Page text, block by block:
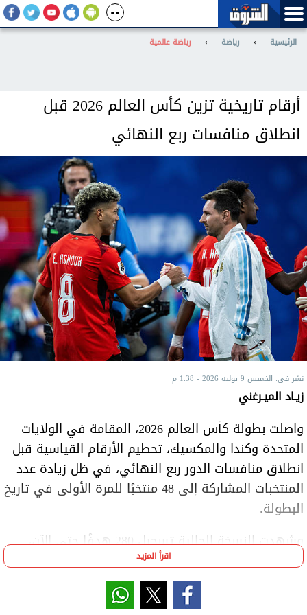
الرئيسية › رياضة › رياضة عالمية
أرقام تاريخية تزين كأس العالم 2026 قبل
انطلاق منافسات ربع النهائي
نشر في: الخميس 9 يوليه 2026 - 1:38 م
زيـاد الميـرغني
واصلت بطولة كأس العالم 2026، المقامة في الولايات
المتحدة وكندا والمكسيك، تحطيم الأرقام القياسية قبل
انطلاق منافسات الدور ربع النهائي، في ظل زيادة عدد
المنتخبات المشاركة إلى 48 منتخبًا للمرة الأولى في تاريخ
البطولة.
وشهدت النسخة الحالية تسجيل 280 هدفًا حتى الآن،
وهو أعلى معدل تهديفي في تاريخ كأس العالم،
متجاوزة نسخة قطر 2022 بفارق 108 أهداف، مع تبقي
ثماني مباريات على إسدال الستار على البطولة.
اقرأ المزيد